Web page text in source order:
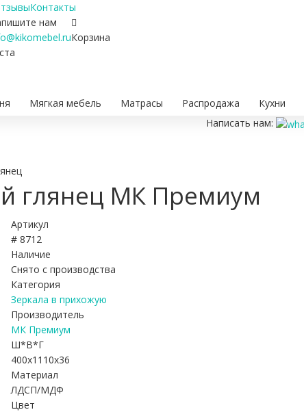
Контакты
нам
Корзина
Мягкая мебель Матрасы Распродажа Кухни
Написать нам:
глянец МК Премиум
Артикул
# 8712
Наличие
Снято с производства
Категория
Зеркала в прихожую
Производитель
МК Премиум
Ш*В*Г
400x1110x36
Материал
ЛДСП/МДФ
Цвет